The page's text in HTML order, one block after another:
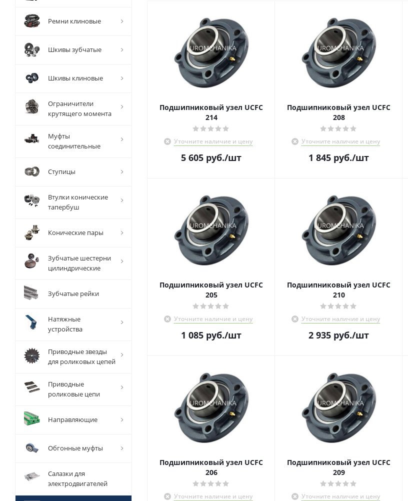
Подшипниковый узел UCFC
214
Уточните наличие и цену
5 605 руб./шт
Подшипниковый узел UCFC
208
Уточните наличие и цену
1 845 руб./шт
Подшипниковый узел UCFC
205
Уточните наличие и цену
1 085 руб./шт
Подшипниковый узел UCFC
210
Уточните наличие и цену
2 935 руб./шт
Подшипниковый узел UCFC
206
Уточните наличие и цену
Подшипниковый узел UCFC
209
Уточните наличие и цену
Ремни клиновые
Шкивы зубчатые
Шкивы клиновые
Ограничители
крутящего момента
Муфты
соединительные
Ступицы
Втулки конические
тапербуш
Конические пары
Зубчатые шестерни
цилиндрические
Зубчатые рейки
Натяжные
устройства
Приводные звезды
для роликовых цепей
Приводные
роликовые цепи
Направляющие
Обгонные муфты
Салазки для
электродвигателей